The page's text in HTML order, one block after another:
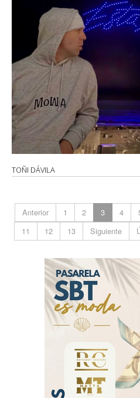
TOÑI DÁVILA
Anterior 1 2 3 4
11
12 13 Siguiente